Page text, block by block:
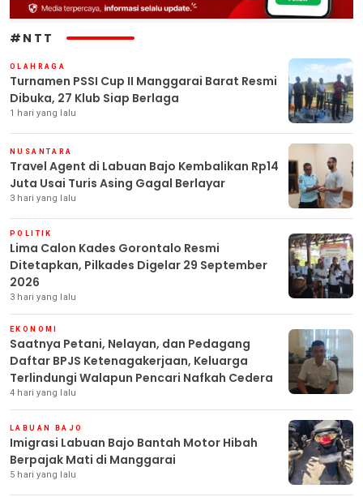
#NTT
OLAHRAGA
Turnamen PSSI Cup II Manggarai Barat Resmi
Dibuka, 27 Klub Siap Berlaga
1 hari yang lalu
NUSANTARA
Travel Agent di Labuan Bajo Kembalikan Rp14
Juta Usai Turis Asing Gagal Berlayar
3 hari yang lalu
POLITIK
Lima Calon Kades Gorontalo Resmi
Ditetapkan, Pilkades Digelar 29 September
2026
3 hari yang lalu
EKONOMI
Saatnya Petani, Nelayan, dan Pedagang
Daftar BPJS Ketenagakerjaan, Keluarga
Terlindungi Walapun Pencari Nafkah Cedera
4 hari yang lalu
LABUAN BAJO
Imigrasi Labuan Bajo Bantah Motor Hibah
Berpajak Mati di Manggarai
5 hari yang lalu